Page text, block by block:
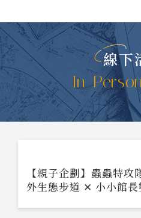
線下
In-
【親子企劃】蟲蟲特
外生態步道 ✕ 小小館長